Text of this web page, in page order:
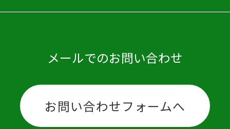
メールでのお問い合わせ
お問い合わせフォームへ